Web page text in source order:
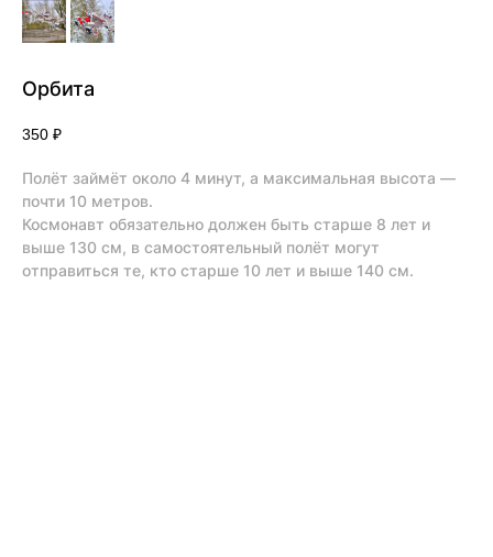
Орбита
350 ₽
Полёт займёт около 4 минут, а максимальная высота —
почти 10 метров.
Космонавт обязательно должен быть старше 8 лет и
выше 130 см, в самостоятельный полёт могут
отправиться те, кто старше 10 лет и выше 140 см.